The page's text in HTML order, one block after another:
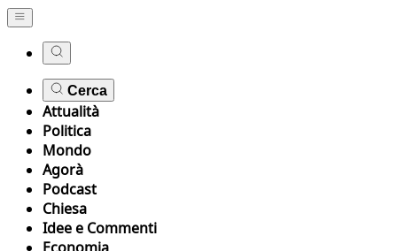
Cerca
Attualità
Politica
Mondo
Agorà
Podcast
Chiesa
Idee e Commenti